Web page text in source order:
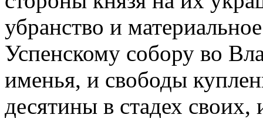
убранство и
Успенскому собору во
именья, и свободы
десятины в стадех